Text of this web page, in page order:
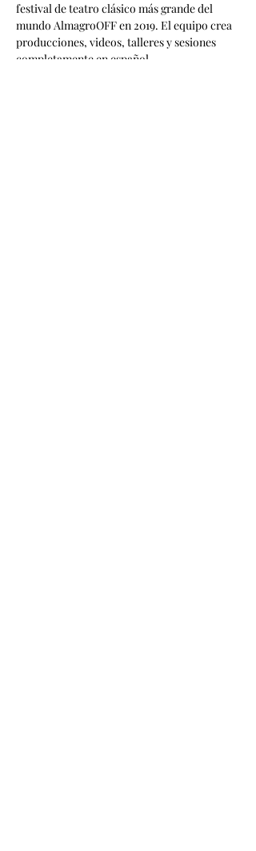
festival de teatro clásico más grande del
mundo AlmagroOFF en 2019. El equipo crea
producciones, videos, talleres y sesiones
completamente en español.